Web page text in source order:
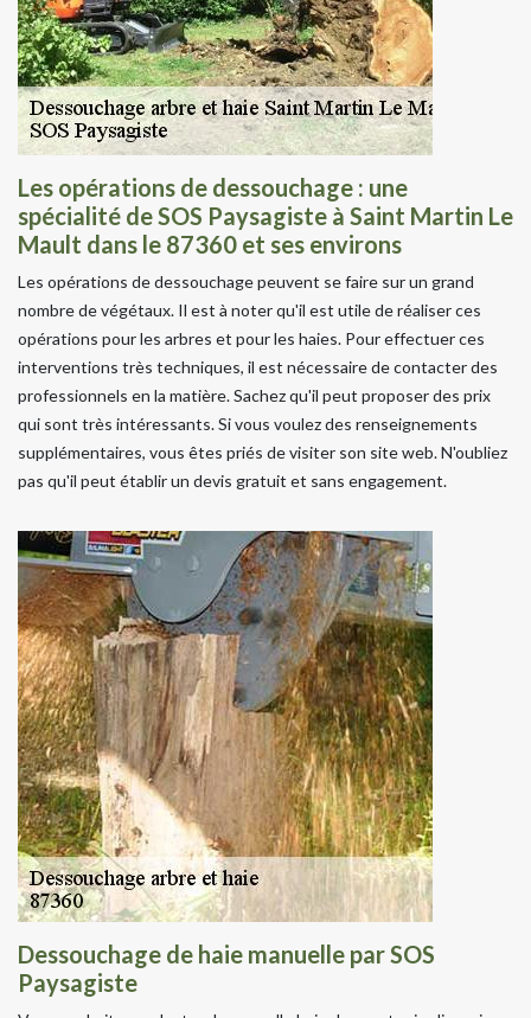
Les opérations de dessouchage : une
spécialité de SOS Paysagiste à Saint Martin Le
Mault dans le 87360 et ses environs
Les opérations de dessouchage peuvent se faire sur un grand
nombre de végétaux. Il est à noter qu'il est utile de réaliser ces
opérations pour les arbres et pour les haies. Pour effectuer ces
interventions très techniques, il est nécessaire de contacter des
professionnels en la matière. Sachez qu'il peut proposer des prix
qui sont très intéressants. Si vous voulez des renseignements
supplémentaires, vous êtes priés de visiter son site web. N'oubliez
pas qu'il peut établir un devis gratuit et sans engagement.
Dessouchage de haie manuelle par SOS
Paysagiste